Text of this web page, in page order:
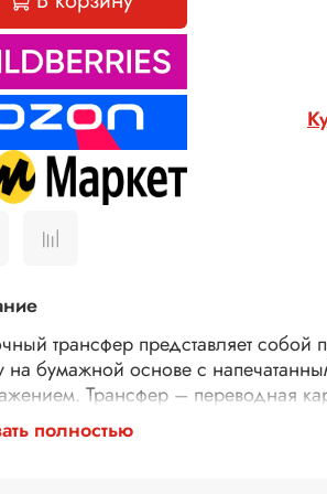
трансфер представляет собой
на бумажной основе с
Трансфер – переводная
с его помощью Ваше изделие
и уникальность.
полностью